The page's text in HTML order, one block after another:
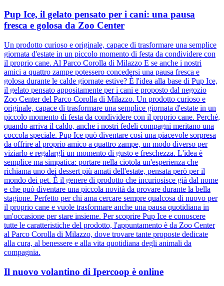
Pup Ice, il gelato pensato per i cani: una pausa
fresca e golosa da Zoo Center
Un prodotto curioso e originale, capace di trasformare una semplice
giornata d'estate in un piccolo momento di festa da condividere con
il proprio cane. Al Parco Corolla di Milazzo E se anche i nostri
amici a quattro zampe potessero concedersi una pausa fresca e
golosa durante le calde giornate estive? È l'idea alla base di Pup Ice,
il gelato pensato appositamente per i cani e proposto dal negozio
Zoo Center del Parco Corolla di Milazzo. Un prodotto curioso e
originale, capace di trasformare una semplice giornata d'estate in un
piccolo momento di festa da condividere con il proprio cane. Perché,
quando arriva il caldo, anche i nostri fedeli compagni meritano una
coccola speciale. Pup Ice può diventare così una piacevole sorpresa
da offrire al proprio amico a quattro zampe, un modo diverso per
viziarlo e regalargli un momento di gusto e freschezza. L'idea è
semplice ma simpatica: portare nella ciotola un'esperienza che
richiama uno dei dessert più amati dell'estate, pensata però per il
mondo dei pet. È il genere di prodotto che incuriosisce già dal nome
e che può diventare una piccola novità da provare durante la bella
stagione. Perfetto per chi ama cercare sempre qualcosa di nuovo per
il proprio cane e vuole trasformare anche una pausa quotidiana in
un'occasione per stare insieme. Per scoprire Pup Ice e conoscere
tutte le caratteristiche del prodotto, l'appuntamento è da Zoo Center
al Parco Corolla di Milazzo, dove trovare tante proposte dedicate
alla cura, al benessere e alla vita quotidiana degli animali da
compagnia.
Il nuovo volantino di Ipercoop è online